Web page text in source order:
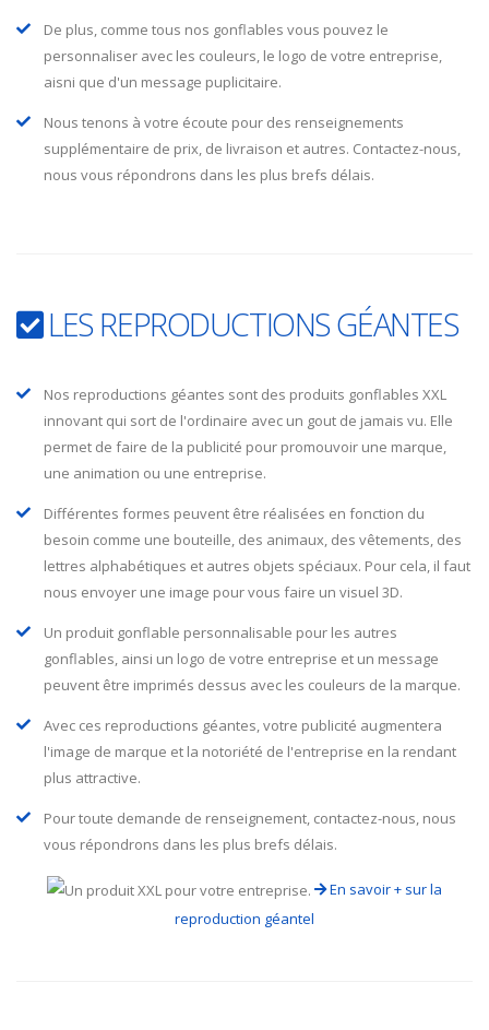
De plus, comme tous nos gonflables vous pouvez le
personnaliser avec les couleurs, le logo de votre entreprise,
aisni que d'un message puplicitaire.
Nous tenons à votre écoute pour des renseignements
supplémentaire de prix, de livraison et autres. Contactez-nous,
nous vous répondrons dans les plus brefs délais.
LES REPRODUCTIONS GÉANTES
Nos reproductions géantes sont des produits gonflables XXL
innovant qui sort de l'ordinaire avec un gout de jamais vu. Elle
permet de faire de la publicité pour promouvoir une marque,
une animation ou une entreprise.
Différentes formes peuvent être réalisées en fonction du
besoin comme une bouteille, des animaux, des vêtements, des
lettres alphabétiques et autres objets spéciaux. Pour cela, il faut
nous envoyer une image pour vous faire un visuel 3D.
Un produit gonflable personnalisable pour les autres
gonflables, ainsi un logo de votre entreprise et un message
peuvent être imprimés dessus avec les couleurs de la marque.
Avec ces reproductions géantes, votre publicité augmentera
l'image de marque et la notoriété de l'entreprise en la rendant
plus attractive.
Pour toute demande de renseignement, contactez-nous, nous
vous répondrons dans les plus brefs délais.
En savoir + sur la
reproduction géantel